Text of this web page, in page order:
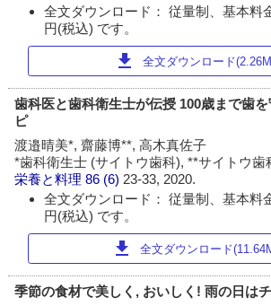
全文ダウンロード： 従量制、基本料
円(税込) です。
download 全文ダウンロード
歯科医と歯科衛生士が伝授 100歳まで歯
ピ
渡邉晴美*, 齋藤博**, 高木真佐子
*歯科衛生士 (サイトウ歯科), **サイトウ歯
栄養と料理 86 (6) 23-33, 2020.
全文ダウンロード： 従量制、基本料
円(税込) です。
download 全文ダウンロード
季節の食材で美しく, おいしく! 雨の日は